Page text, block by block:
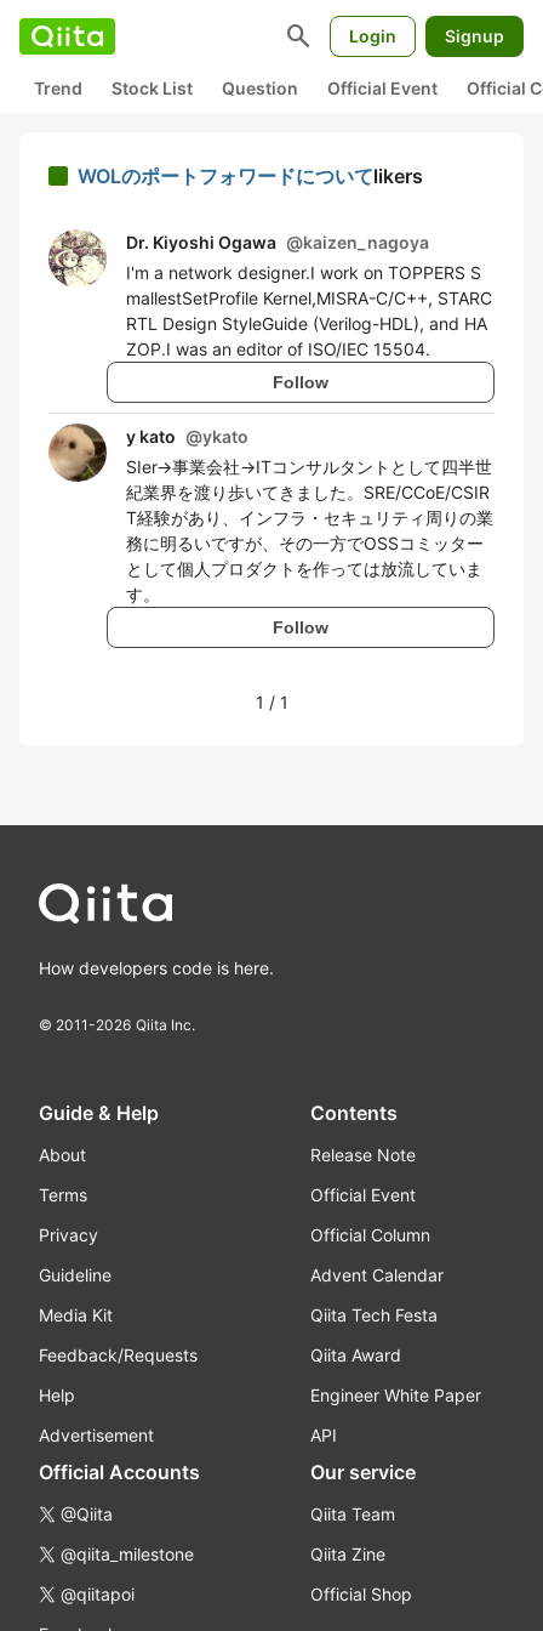
search Login Signup
Trend Stock List Question Official Event Official
WOLのポートフォワードについてlikers
Dr. Kiyoshi Ogawa @kaizen_nagoya
I'm a network designer.I work on TOPPERS S
mallestSetProfile Kernel,MISRA-C/C++, STARC
RTL Design StyleGuide (Verilog-HDL), and HA
ZOP.I was an editor of ISO/IEC 15504.
Follow
y kato @ykato
SIer→事業会社→ITコンサルタントとして四半世
紀業界を渡り歩いてきました。SRE/CCoE/CSIR
T経験があり、インフラ・セキュリティ周りの業
務に明るいですが、その一方でOSSコミッター
として個人プロダクトを作っては放流していま
す。
Follow
1 / 1
How developers code is here.
© 2011-2026 Qiita Inc.
Guide & Help
About
Terms
Privacy
Guideline
Media Kit
Feedback/Requests
Help
Advertisement
Contents
Release Note
Official Event
Official Column
Advent Calendar
Qiita Tech Festa
Qiita Award
Engineer White Paper
API
Official Accounts
@Qiita
@qiita_milestone
@qiitapoi
Our service
Qiita Team
Qiita Zine
Official Shop